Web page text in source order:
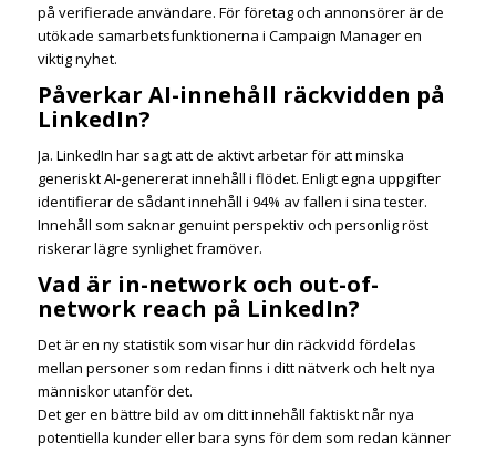
på verifierade användare. För företag och annonsörer är de
utökade samarbetsfunktionerna i Campaign Manager en
viktig nyhet.
Påverkar AI-innehåll räckvidden på
LinkedIn?
Ja. LinkedIn har sagt att de aktivt arbetar för att minska
generiskt AI-genererat innehåll i flödet. Enligt egna uppgifter
identifierar de sådant innehåll i 94% av fallen i sina tester.
Innehåll som saknar genuint perspektiv och personlig röst
riskerar lägre synlighet framöver.
Vad är in-network och out-of-
network reach på LinkedIn?
Det är en ny statistik som visar hur din räckvidd fördelas
mellan personer som redan finns i ditt nätverk och helt nya
människor utanför det.
Det ger en bättre bild av om ditt innehåll faktiskt når nya
potentiella kunder eller bara syns för dem som redan känner